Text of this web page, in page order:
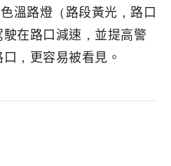
溫路燈（路段黃光，路口
在路口減速，並提高警
，更容易被看見。